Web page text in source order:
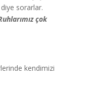
diye sorarlar.
çok
kendimizi